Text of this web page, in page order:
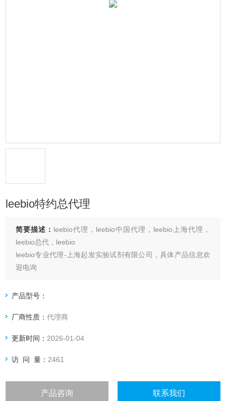
leebio特约总代理
简要描述： leebio代理，leebio中国代理，leebio上海代理，
leebio总代，leebio
leebio专业代理-上海起发实验试剂有限公司，具体产品信息欢
迎电询
产品型号：
厂商性质：代理商
更新时间： 2026-01-04
访 问 量： 2461
产品咨询 联系我们